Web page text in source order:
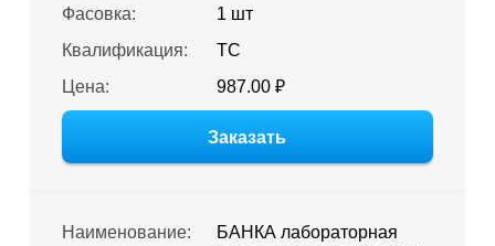
Фасовка:
1 шт
Квалификация:
ТС
Цена:
987.00 ₽
Заказать
Наименование:
БАНКА лабораторная